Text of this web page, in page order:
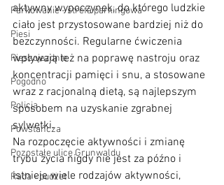
Parkowanie - strefa parkingowa
Piesi
Pieszojezdnie
Pogodno
Policja
Powstańcza
Pozostałe ulice Grunwaldu
Rada - budżet
aktywny wypoczynek, do którego ludzkie
ciało jest przystosowane bardziej niż do
bezczynności. Regularne ćwiczenia
wpływają też na poprawę nastroju oraz
koncentracji pamięci i snu, a stosowane
wraz z racjonalną dietą, są najlepszym
sposobem na uzyskanie zgrabnej
sylwetki.
Na rozpoczęcie aktywności i zmianę
trybu życia nigdy nie jest za późno i
istnieje wiele rodzajów aktywności,